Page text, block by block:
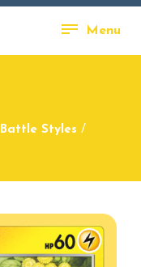
Menu
Battle Styles /